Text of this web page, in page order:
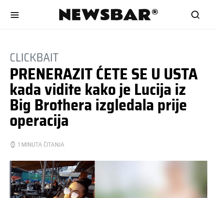
CLICKBAIT
PRENERAZIT ĆETE SE U USTA
kada vidite kako je Lucija iz
Big Brothera izgledala prije
operacija
1 MINUTA ČITANJA